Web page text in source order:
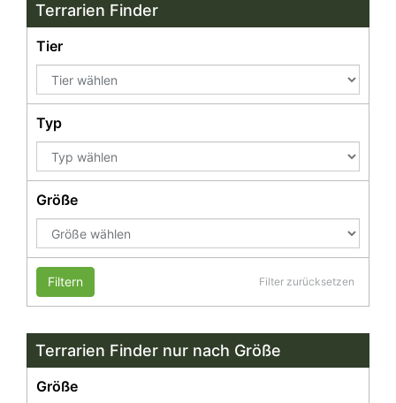
Terrarien Finder
Tier
Typ
Größe
Filter zurücksetzen
Filtern
Terrarien Finder nur nach Größe
Größe